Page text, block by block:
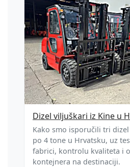
Dizel viljuškari iz Kine u
Kako smo isporučili tri
po 4 tone u Hrvatsku, uz
fabrici, kontrolu kvaliteta i
kontejnera na destinaciji.